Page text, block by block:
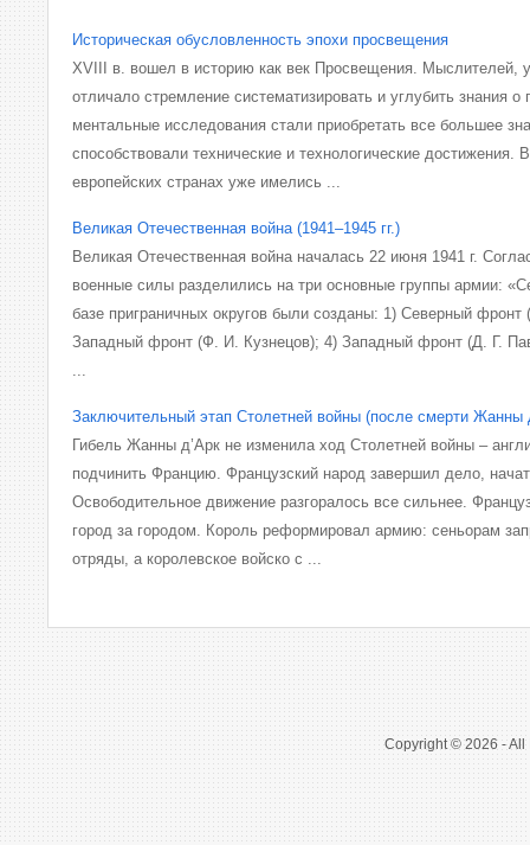
Историческая обусловленность эпохи просвещения
XVIII в. вошел в историю как век Просвещения. Мыс­лителей,
отличало стремление си­стематизировать и углубить знания
ментальные исследования стали приобретать все боль­шее
способствовали технические и тех­нологические
европей­ских странах уже имелись ...
Великая Отечественная война (1941–1945 гг.)
Великая Отечественная война началась 22 июня 1941 г.
военные силы разделились на три основные группы армии:
базе приграничных округов были созданы: 1) Северный
Западный фронт (Ф. И. Кузнецов); 4) Западный фронт (Д. Г.
...
Заключительный этап Столетней войны (после смерти Жанны
Гибель Жанны д’Арк не изменила ход Столетней войны –
подчинить Францию. Французский народ завершил дело,
Освободительное движение разгоралось все сильнее.
город за городом. Король реформировал армию: сеньорам
отряды, а королевское войско с ...
Copyright © 2026 - All